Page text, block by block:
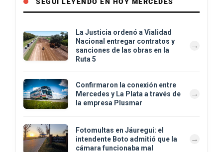
La Justicia ordenó a Vialidad
Nacional entregar contratos y
sanciones de las obras en la
Ruta 5
Confirmaron la conexión entre
Mercedes y La Plata a través de
la empresa Plusmar
Fotomultas en Jáuregui: el
intendente Boto admitió que la
cámara funcionaba mal